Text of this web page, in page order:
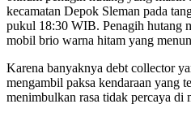
kecamatan Depok Sleman pada
pukul 18:30 WIB. Penagih hutang
mobil brio warna hitam yang
Karena banyaknya debt collector
mengambil paksa kendaraan yang
menimbulkan rasa tidak percaya di